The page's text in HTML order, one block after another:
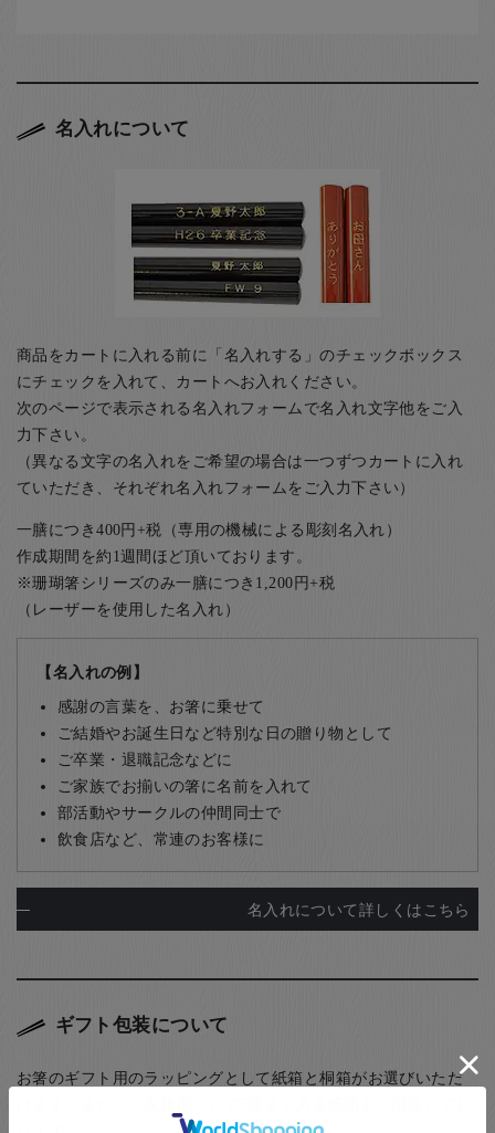
名入れについて
商品をカートに入れる前に「名入れする」のチェックボックス
にチェックを入れて、カートへお入れください。
次のページで表示される名入れフォームで名入れ文字他をご入
力下さい。
（異なる文字の名入れをご希望の場合は一つずつカートに入れ
ていただき、それぞれ名入れフォームをご入力下さい）
一膳につき400円+税（専用の機械による彫刻名入れ）
作成期間を約1週間ほど頂いております。
※珊瑚箸シリーズのみ一膳につき1,200円+税
（レーザーを使用した名入れ）
【名入れの例】
感謝の言葉を、お箸に乗せて
ご結婚やお誕生日など特別な日の贈り物として
ご卒業・退職記念などに
ご家族でお揃いの箸に名前を入れて
部活動やサークルの仲間同士で
飲食店など、常連のお客様に
名入れについて詳しくはこちら
ギフト包装について
お箸のギフト用のラッピングとして紙箱と桐箱がお選びいただ